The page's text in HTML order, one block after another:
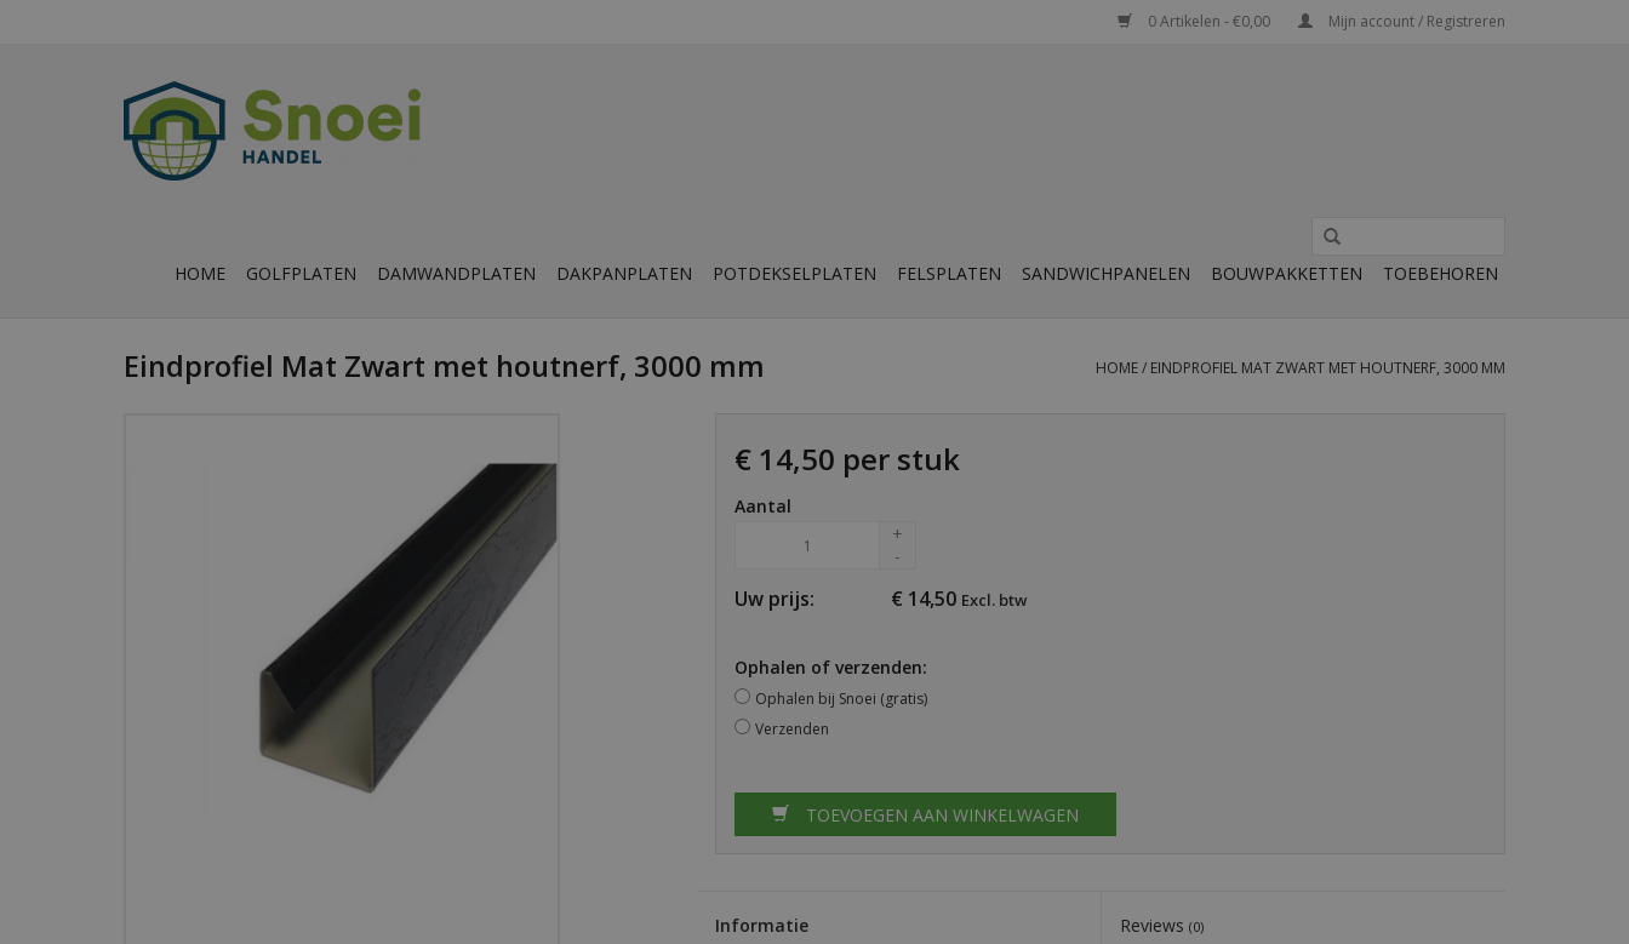
0 Artikelen - €0,00 Mijn account / Registreren
HOME GOLFPLATEN DAMWANDPLATEN DAKPANPLATEN POTDEKSELPLATEN FELSPLATEN SANDWICHPANELEN BOUWPAKKETTEN TOEBEHOREN
Eindprofiel Mat Zwart met houtnerf, 3000 mm HOME/ EINDPROFIEL MAT ZWART MET HOUTNERF, 3000 MM
€ 14,50 per stuk
Aantal
+
-
Uw prijs: € 14,50 Excl. btw
Ophalen of verzenden:
Ophalen bij Snoei (gratis)
Verzenden
TOEVOEGEN AAN WINKELWAGEN
Informatie Reviews(0)